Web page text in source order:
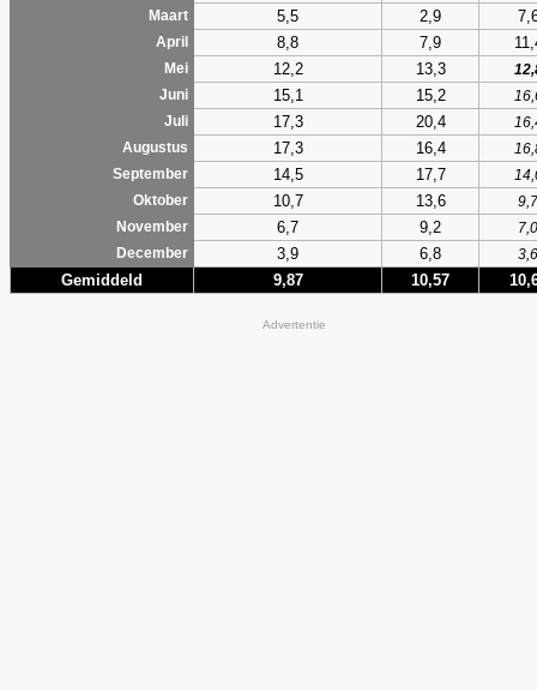
Maart 5,5 2,9
April 8,8 7,9
Mei 12,2 13,3
Juni
15,1 15,2
Juli
17,3 20,4
Augustus
17,3 16,4
September
14,5 17,7
Oktober
10,7 13,6
9,7
November
6,7 9,2
7,0
December
3,9 6,8 3,6
Gemiddeld 9,87 10,57
Advertentie